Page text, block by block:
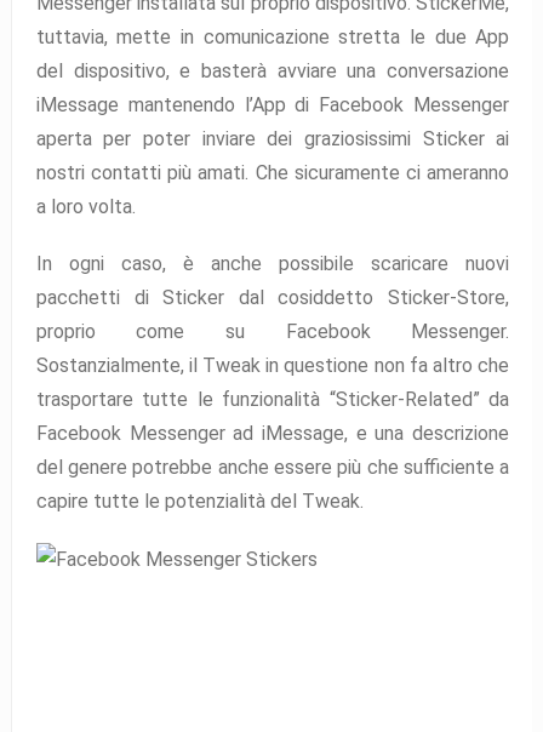
tuttavia, mette in comunicazione stretta le due App
del dispositivo, e basterà avviare una conversazione
iMessage mantenendo l’App di Facebook Messenger
aperta per poter inviare dei graziosissimi Sticker ai
nostri contatti più amati. Che sicuramente ci ameranno
a loro volta.
In ogni caso, è anche possibile scaricare nuovi
pacchetti di Sticker dal cosiddetto Sticker-Store,
proprio come su Facebook Messenger.
Sostanzialmente, il Tweak in questione non fa altro che
trasportare tutte le funzionalità “Sticker-Related” da
Facebook Messenger ad iMessage, e una descrizione
del genere potrebbe anche essere più che sufficiente a
capire tutte le potenzialità del Tweak.